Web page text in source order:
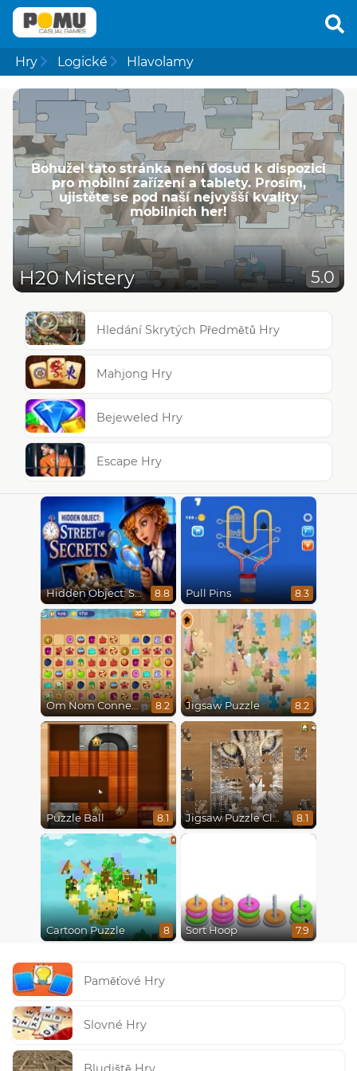
Hry Logické Hlavolamy
Bohužel tato stránka není dosud k dispozici
pro mobilní zařízení a tablety. Prosím,
ujistěte se pod naší nejvyšší kvality
mobilních her!
H20 Mistery 5.0
Hledání Skrytých Předmětů Hry
Mahjong Hry
Bejeweled Hry
Escape Hry
Hidden Object: Street Of Secrets 8.8 Pull Pins 8.3
Om Nom Connect Classic 8.2 Jigsaw Puzzle 8.2
Puzzle Ball 8.1 Jigsaw Puzzle Classic 8.1
Cartoon Puzzle 8 Sort Hoop 7.9
Paměťové Hry
Slovné Hry